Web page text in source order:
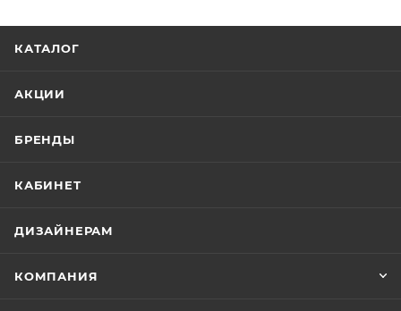
КАТАЛОГ
АКЦИИ
БРЕНДЫ
КАБИНЕТ
ДИЗАЙНЕРАМ
КОМПАНИЯ